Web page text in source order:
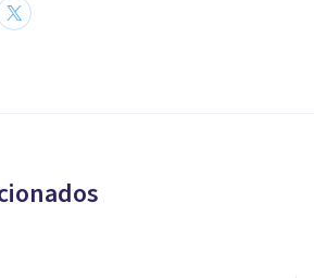
4 claves